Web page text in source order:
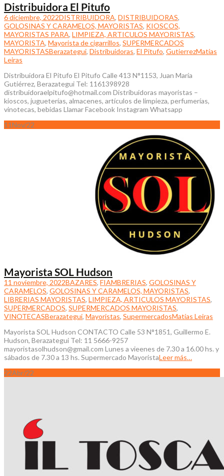
Distribuidora El Pitufo
6 diciembre, 2022DISTRIBUIDORA, DISTRIBUIDORAS,
GOLOSINAS Y CARAMELOS, MAYORISTAS, KIOSCOS,
MAYORISTAS PARA, LIMPIEZA, ARTICULOS MAYORISTAS,
MAYORISTA, Mayorista de cigarrillos, SUPERMERCADOS
MAYORISTASBerazategui, Distribuidoras, El Pitufo, GutierrezMatías
Leiras
Distribuidora El Pitufo El Pitufo Calle 413 N°1153, Juan María
Gutiérrez, Berazategui Tel: 1161398928
distribuidoraelpitufo@hotmail.com Distribuidoras mayoristas –
kioscos, jugueterías, almacenes, artículos de limpieza, perfumerías,
vinotecas, bebidas Llamar Facebook Instagram Whatsapp
11Nov/22
Mayorista SOL Hudson
11 noviembre, 2022BAZARES, FIAMBRERIAS, GOLOSINAS Y
CARAMELOS, GOLOSINAS Y CARAMELOS, MAYORISTAS,
LIBRERIAS MAYORISTAS, LIMPIEZA, ARTICULOS MAYORISTAS,
SUPERMERCADOS, SUPERMERCADOS MAYORISTAS,
VINOTECASBerazategui, Mayoristas, SupermercadosMatías Leiras
Mayorista SOL Hudson CONTACTO Calle 53 N°1851, Guillermo E.
Hudson, Berazategui Tel: 11 5666-9257
mayoristasolhudson@gmail.com Lunes a vieenes de 7.30 a 16.00 hs. y
sábados de 7.30 a 13 hs. Supermercado MayoristaLeer más…
22Abr/22